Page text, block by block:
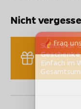
Nicht
Sichere dir
Einfach im